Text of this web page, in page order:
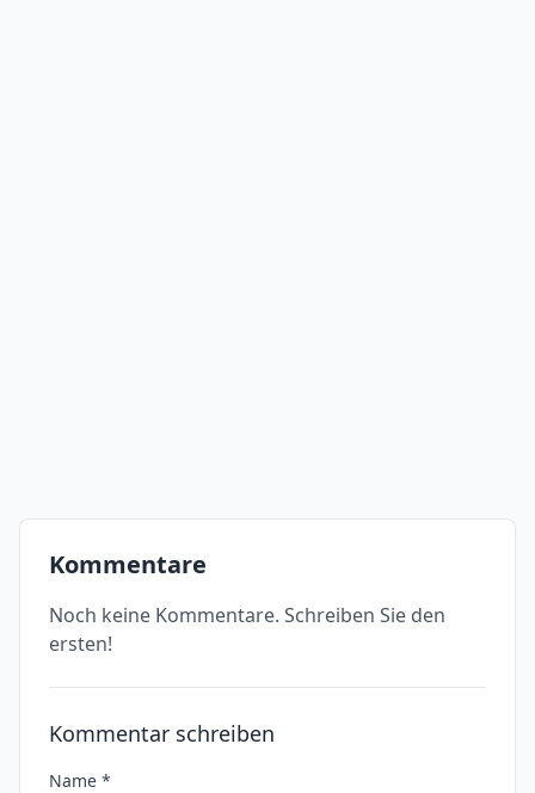
Kommentare
Noch keine Kommentare. Schreiben Sie den
ersten!
Kommentar schreiben
Name *